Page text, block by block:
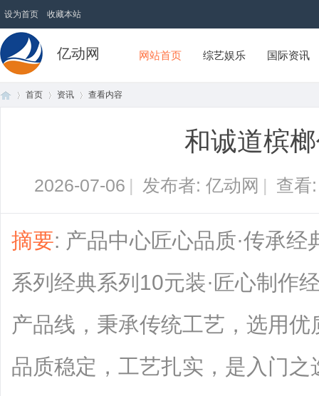
设为首页 收藏本站
亿动网 网站首页 综艺娱乐 国际资讯
首页 资讯 查看内容
和诚道槟
2026-07-06 | 发布者: 亿动网 | 查
摘要: 产品中心匠心品质·传承
系列经典系列10元装·匠心制作
产品线，秉承传统工艺，选用
品质稳定，工艺扎实，是入门